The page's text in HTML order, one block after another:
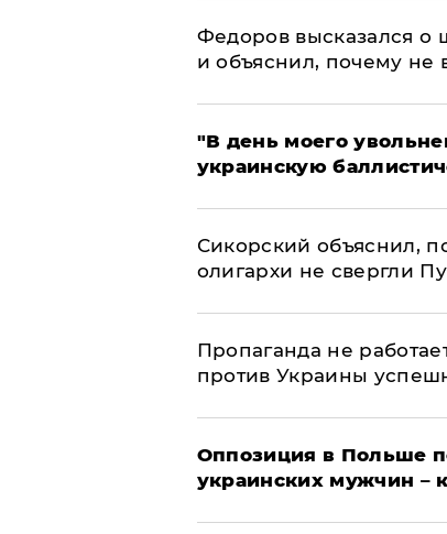
Федоров высказался о
и объяснил, почему не
​"В день моего
украинскую
Сикорский объяснил,
олигархи не свергли
​Пропаганда не
против Украины
Оппозиция в Польше
украинских мужчин –